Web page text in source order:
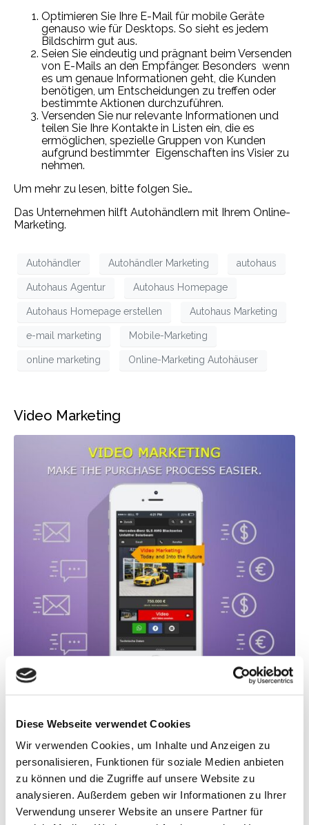
Diese Webseite verwendet Cookies
Wir verwenden Cookies, um Inhalte und Anzeigen zu
personalisieren, Funktionen für soziale Medien anbieten
zu können und die Zugriffe auf unsere Website zu
analysieren. Außerdem geben wir Informationen zu Ihrer
Verwendung unserer Website an unsere Partner für
Optimieren Sie Ihre E-Mail für mobile Geräte
genauso wie für Desktops. So sieht es jedem
Bildschirm gut aus.
Seien Sie eindeutig und prägnant beim Versenden
von E-Mails an den Empfänger. Besonders wenn
es um genaue Informationen geht, die Kunden
benötigen, um Entscheidungen zu treffen oder
bestimmte Aktionen durchzuführen.
Versenden Sie nur relevante Informationen und
teilen Sie Ihre Kontakte in Listen ein, die es
ermöglichen, spezielle Gruppen von Kunden
aufgrund bestimmter Eigenschaften ins Visier zu
nehmen.
Um mehr zu lesen, bitte folgen Sie…
Das Unternehmen hilft Autohändlern mit Ihrem Online-
Marketing.
Autohändler Autohändler Marketing autohaus
Autohaus Agentur Autohaus Homepage
Autohaus Homepage erstellen Autohaus Marketing
e-mail marketing Mobile-Marketing
online marketing Online-Marketing Autohäuser
Video Marketing